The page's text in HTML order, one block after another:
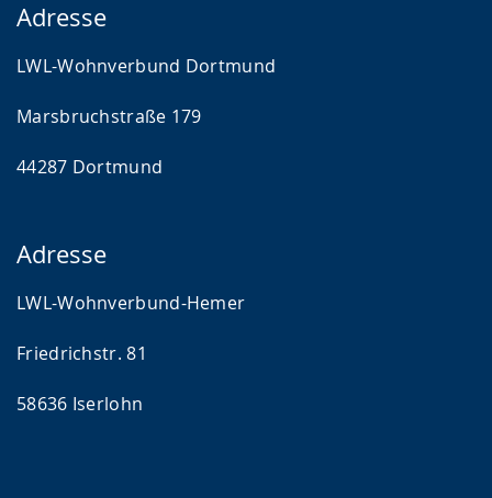
Adresse
LWL-Wohnverbund Dortmund
Marsbruchstraße 179
44287 Dortmund
Adresse
LWL-Wohnverbund-Hemer
Friedrichstr. 81
58636 Iserlohn